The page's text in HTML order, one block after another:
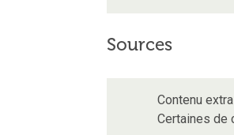
Sources
Contenu
Certaines de